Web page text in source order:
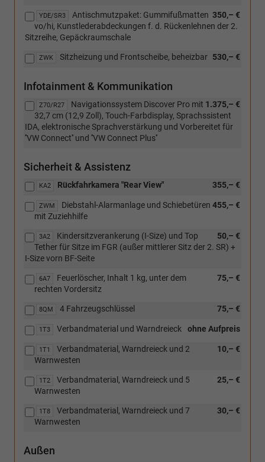
Sitzbezüge
in
Kunstleder,
"Pure
mit
Soul/Soul-
Soul/Schwarz
(CU))
Verbindung
mit
in
Diamond"
mit
Interieur
YDE/SR3 350,– €
Antischmutzpaket: Gummifußmatten
vo/hi, Kunstlederabdeckungen f. d. Rückenlehnen der 2.
Sitzreihe, Gepäckraumschale
ZWK 530,– €
Sitzheizung und Frontscheibe, beheizbar
Infotainment & Kommunikation
Z70/R27 1.375,– €
Navigationssystem Discover Pro mit
32,7 cm (12,9 Zoll), Touch-Farbdisplay, Sprachssistent
IDA, elektronische Sprachverstärkung und Vorbereitet für
''VW Connect'' und ''VW Connect Plus''
Sicherheit & Assistenz
KA2 355,– €
Rückfahrkamera "Rear View"
ZWM 455,– €
Diebstahl-Alarmanlage und Schiebetüren
mit Zuziehhilfe
3A2 50,– €
Kindersitzverankerung (I-Size) und Top
Tether für Sitze im FGR (außer mittlerer Sitz der 2. SR) +
I-Size vorn BF-Seite
6A7 75,– €
Feuerlöscher, Inhalt 1 kg, unter dem
rechten Vordersitz
8QM 75,– €
4 Fahrzeugschlüssel
1T3 ohne Aufpreis
Verbandmaterial und Warndreieck
1T1 10,– €
Verbandmaterial, Warndreieck und 2
Warnwesten
1T2 25,– €
Verbandmaterial, Warndreieck und 5
Warnwesten
1T8 30,– €
Verbandmaterial, Warndreieck und 7
Warnwesten
Außen